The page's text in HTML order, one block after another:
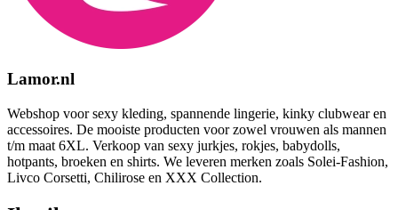
Lamor.nl
Webshop voor sexy kleding, spannende lingerie, kinky clubwear en
accessoires. De mooiste producten voor zowel vrouwen als mannen
t/m maat 6XL. Verkoop van sexy jurkjes, rokjes, babydolls,
hotpants, broeken en shirts. We leveren merken zoals Solei-Fashion,
Livco Corsetti, Chilirose en XXX Collection.